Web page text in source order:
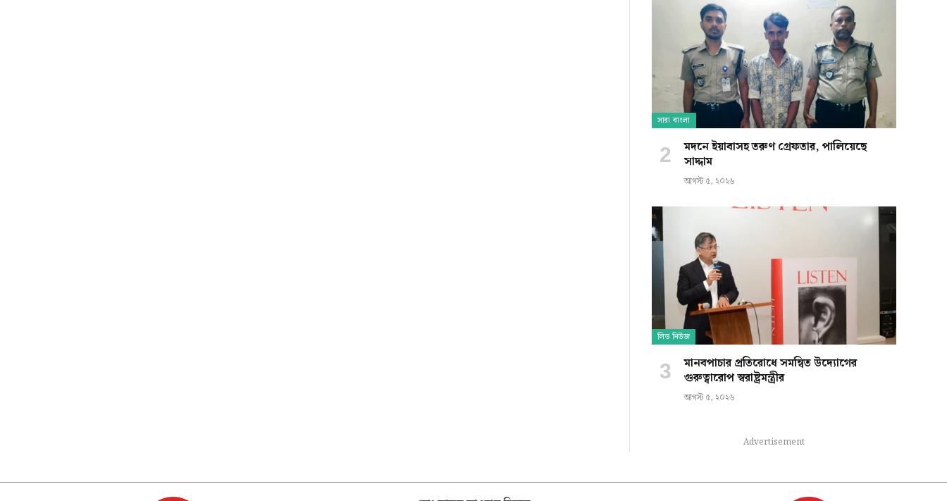
সারা বাংলা
মদনে ইয়াবাসহ তরুণ গ্রেফতার, পালিয়েছে
সাদ্দাম
আগস্ট ৫, ২০২৬
লিড নিউজ
মানবপাচার প্রতিরোধে সমন্বিত উদ্যোগের
গুরুত্বারোপ স্বরাষ্ট্রমন্ত্রীর
আগস্ট ৫, ২০২৬
Advertisement